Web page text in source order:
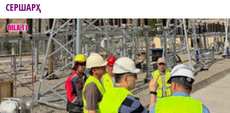
СЕРШАРҲ